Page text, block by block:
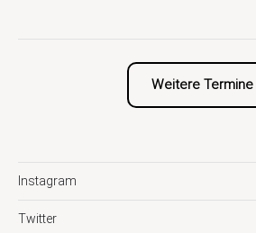
Weitere Termine
Instagram
Twitter